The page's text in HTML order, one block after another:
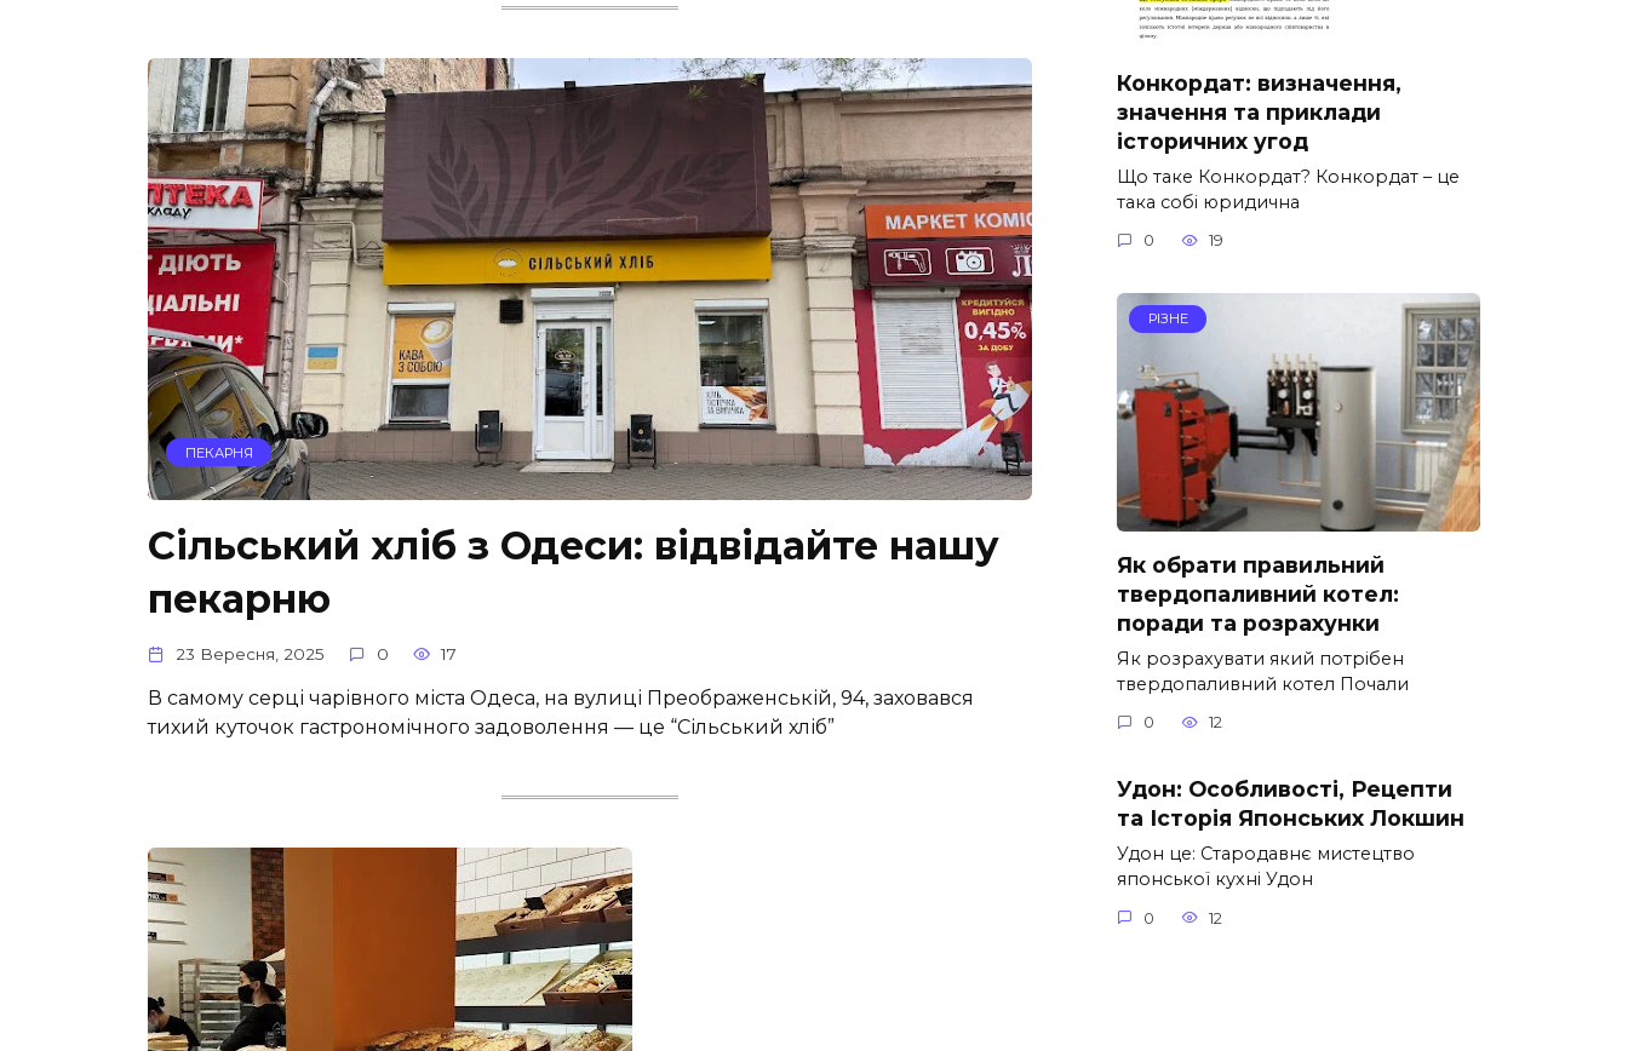
ПЕКАРНЯ
Сільський хліб з Одеси: відвідайте нашу
пекарню
23 Вересня, 2025 0 17
В самому серці чарівного міста Одеса, на вулиці Преображенській, 94, заховався
тихий куточок гастрономічного задоволення — це “Сільський хліб”
Конкордат: визначення,
значення та приклади
історичних угод
Що таке Конкордат? Конкордат – це
така собі юридична
0 19
РІЗНЕ
Як обрати правильний
твердопаливний котел:
поради та розрахунки
Як розрахувати який потрібен
твердопаливний котел Почали
0 12
Удон: Особливості, Рецепти
та Історія Японських Локшин
Удон це: Стародавнє мистецтво
японської кухні Удон
0 12